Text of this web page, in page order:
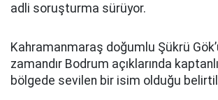
adli soruşturma sürüyor.
Kahramanmaraş doğumlu Şükrü
zamandır Bodrum açıklarında
bölgede sevilen bir isim olduğu